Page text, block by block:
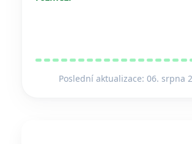
Poslední aktualizace: 06. srpna